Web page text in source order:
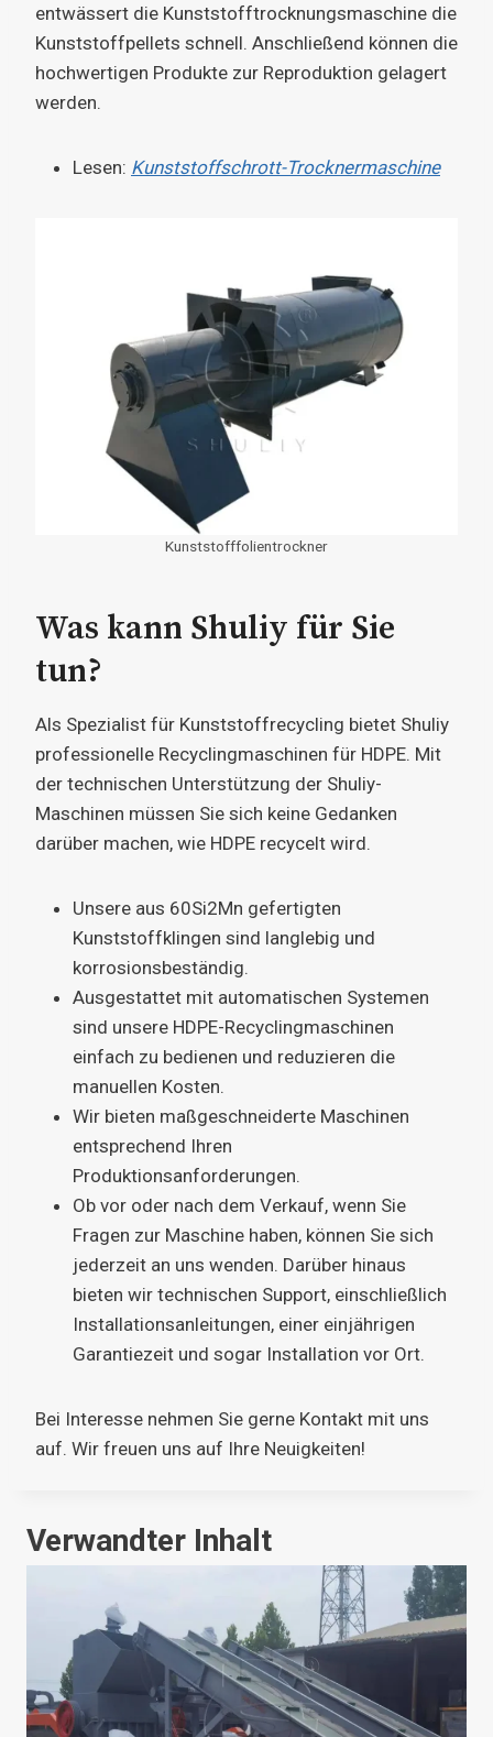
entwässert die Kunststofftrocknungsmaschine die
Kunststoffpellets schnell. Anschließend können die
hochwertigen Produkte zur Reproduktion gelagert
werden.
Lesen: Kunststoffschrott-Trocknermaschine
Kunststofffolientrockner
Was kann Shuliy für Sie
tun?
Als Spezialist für Kunststoffrecycling bietet Shuliy
professionelle Recyclingmaschinen für HDPE. Mit
der technischen Unterstützung der Shuliy-
Maschinen müssen Sie sich keine Gedanken
darüber machen, wie HDPE recycelt wird.
Unsere aus 60Si2Mn gefertigten
Kunststoffklingen sind langlebig und
korrosionsbeständig.
Ausgestattet mit automatischen Systemen
sind unsere HDPE-Recyclingmaschinen
einfach zu bedienen und reduzieren die
manuellen Kosten.
Wir bieten maßgeschneiderte Maschinen
entsprechend Ihren
Produktionsanforderungen.
Ob vor oder nach dem Verkauf, wenn Sie
Fragen zur Maschine haben, können Sie sich
jederzeit an uns wenden. Darüber hinaus
bieten wir technischen Support, einschließlich
Installationsanleitungen, einer einjährigen
Garantiezeit und sogar Installation vor Ort.
Bei Interesse nehmen Sie gerne Kontakt mit uns
auf. Wir freuen uns auf Ihre Neuigkeiten!
Verwandter Inhalt